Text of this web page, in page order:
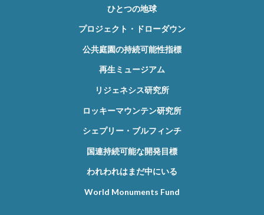
ひとつの地球
プロジェクト・ドローダウン
公共庭園の持続可能性指標
再生ミュージアム
リジェネシス研究所
ロッキーマウンテン研究所
シェプリー・ブルフィンチ
国連持続可能な開発目標
われわれはまだ中にいる
World Monuments Fund